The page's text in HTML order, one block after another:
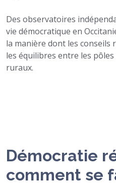
Des observatoires
vie démocratique en
la manière dont les
les équilibres entre les
ruraux.
Démocratie
comment se